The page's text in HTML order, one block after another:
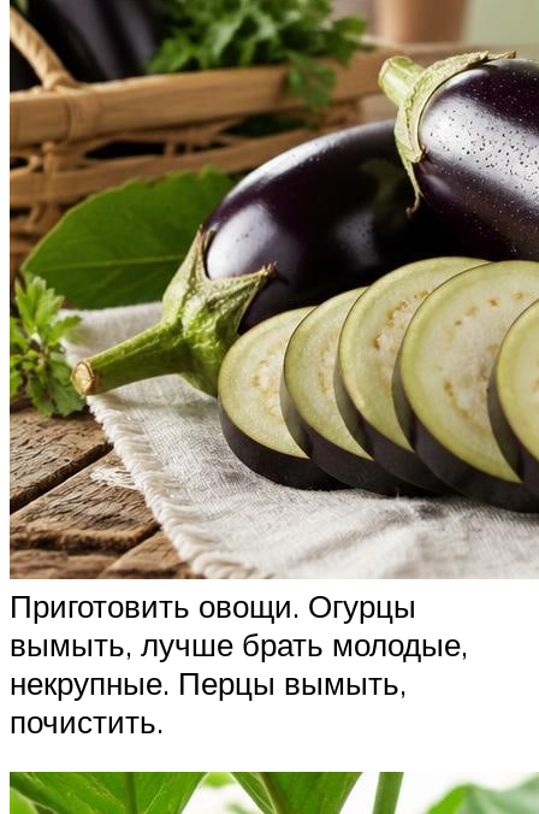
Приготовить овощи. Огурцы
вымыть, лучше брать молодые,
некрупные. Перцы вымыть,
почистить.